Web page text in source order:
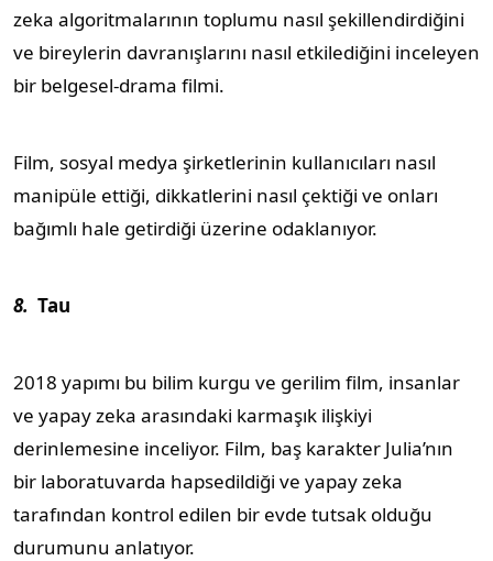
zeka algoritmalarının toplumu nasıl şekillendirdiğini
ve bireylerin davranışlarını nasıl etkilediğini inceleyen
bir belgesel-drama filmi.
Film, sosyal medya şirketlerinin kullanıcıları nasıl
manipüle ettiği, dikkatlerini nasıl çektiği ve onları
bağımlı hale getirdiği üzerine odaklanıyor.
8. Tau
2018 yapımı bu bilim kurgu ve gerilim film, insanlar
ve yapay zeka arasındaki karmaşık ilişkiyi
derinlemesine inceliyor. Film, baş karakter Julia’nın
bir laboratuvarda hapsedildiği ve yapay zeka
tarafından kontrol edilen bir evde tutsak olduğu
durumunu anlatıyor.